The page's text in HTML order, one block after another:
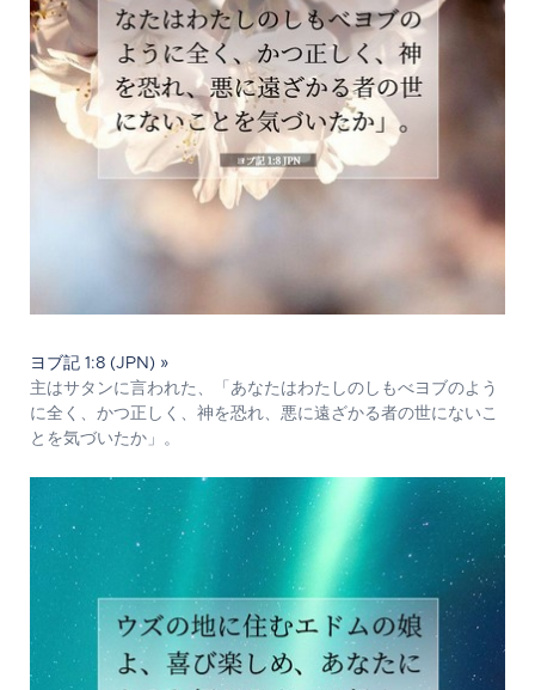
ヨブ記 1:8 (JPN) »
主はサタンに言われた、「あなたはわたしのしもべヨブのよう
に全く、かつ正しく、神を恐れ、悪に遠ざかる者の世にないこ
とを気づいたか」。